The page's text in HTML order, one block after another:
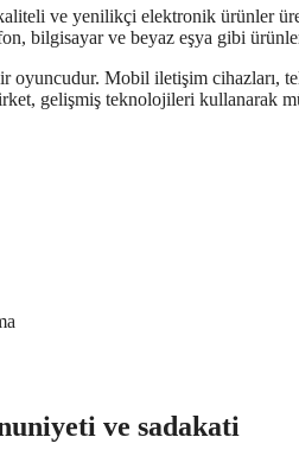
ve yenilikçi elektronik ürünler
bilgisayar ve beyaz eşya gibi
oyuncudur. Mobil iletişim cihazları,
gelişmiş teknolojileri kullanarak
ve sadakati